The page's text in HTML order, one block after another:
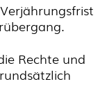
Rechte und